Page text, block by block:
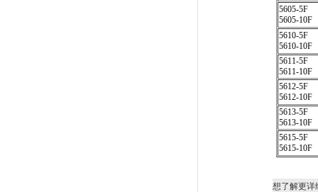
5605-5F
5605-10F
5610-5F
5610-10F
5611-5F
5611-10F
5612-5F
5612-10F
5613-5F
5613-10F
5615-5F
5615-10F
想了解更详